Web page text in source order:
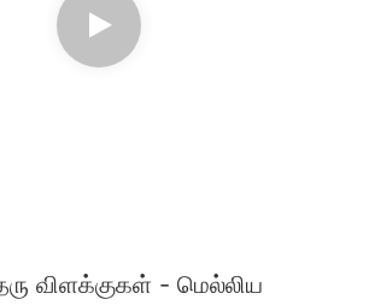
விளக்குகள் - மெல்லிய